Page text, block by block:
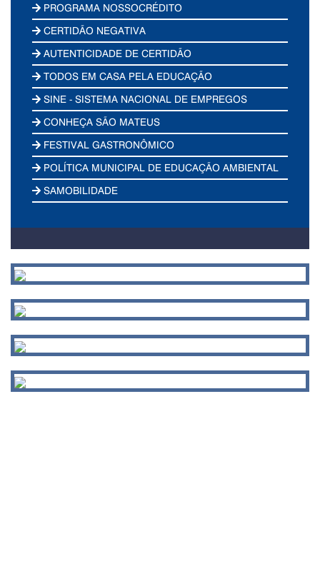
PROGRAMA NOSSOCRÉDITO
CERTIDÃO NEGATIVA
AUTENTICIDADE DE CERTIDÃO
TODOS EM CASA PELA EDUCAÇÃO
SINE - SISTEMA NACIONAL DE EMPREGOS
CONHEÇA SÃO MATEUS
FESTIVAL GASTRONÔMICO
POLÍTICA MUNICIPAL DE EDUCAÇÃO AMBIENTAL
SAMOBILIDADE